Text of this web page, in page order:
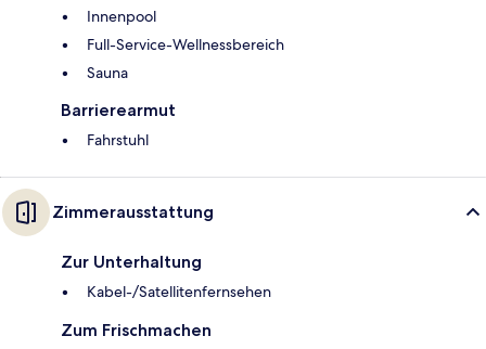
Innenpool
Full-Service-Wellnessbereich
Sauna
Barrierearmut
Fahrstuhl
Zimmerausstattung
Zur Unterhaltung
Kabel-/Satellitenfernsehen
Zum Frischmachen